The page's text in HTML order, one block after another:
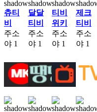
츄티
비
주소
야 1
달달
티비
주소
야 1
티비
위키
주소
야 1
제크
티비
주소
야 1